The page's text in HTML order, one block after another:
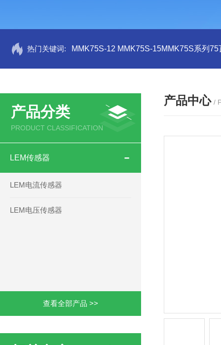
热门关键词: MMK75S-12 MMK75S-15MMK75S系列
产品分类
PRODUCT CLASSIFICATION
LEM传感器
LEM电流传感器
LEM电压传感器
查看全部产品 >>
产品中心 /